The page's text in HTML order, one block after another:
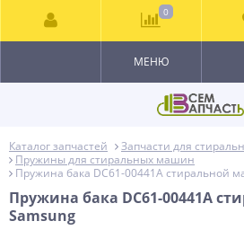
МЕНЮ
Каталог запчастей
Запчасти для
Пружины для стиральных машин
Пружина бака DC61-00441A стиральной
Пружина бака DC61-00441A
Samsung
0